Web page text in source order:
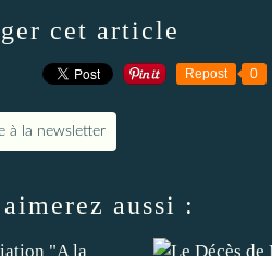
cet article
Repost 0
à la newsletter
aussi :